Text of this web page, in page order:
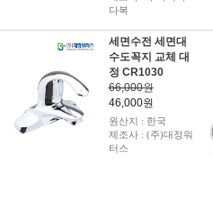
다복
세면수전 세면대
수도꼭지 교체 대
정 CR1030
66,000원
46,000원
원산지 : 한국
제조사 : (주)대정워
터스